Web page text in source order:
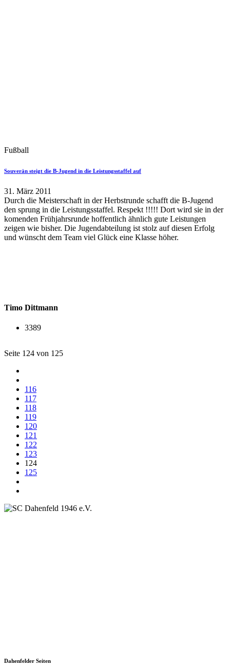
Fußball
Souverän steigt die B-Jugend in die Leistungsstaffel auf
31. März 2011
Durch die Meisterschaft in der Herbstrunde schafft die B-Jugend
den sprung in die Leistungsstaffel. Respekt !!!!! Dort wird sie in der
komenden Frühjahrsrunde hoffentlich ähnlich gute Leistungen
zeigen wie bisher. Die Jugendabteilung ist stolz auf diesen Erfolg
und wünscht dem Team viel Glück eine Klasse höher.
Timo Dittmann
3389
Seite 124 von 125
116
117
118
119
120
121
122
123
124
125
Dahenfelder Seiten